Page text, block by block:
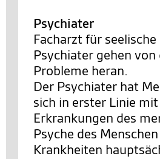
Psychiater
Facharzt für
Psychiater gehen
Probleme heran.
Der Psychiater hat
sich in erster Linie
Erkrankungen des
Psyche des
Krankheiten